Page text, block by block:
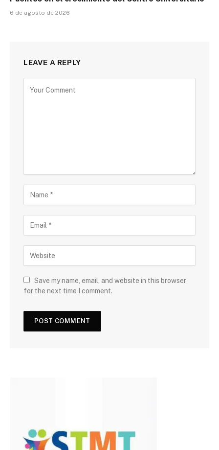
6 de agosto de 2026
LEAVE A REPLY
Save my name, email, and website in this browser
for the next time I comment.